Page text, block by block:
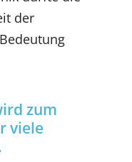
der
zum
viele